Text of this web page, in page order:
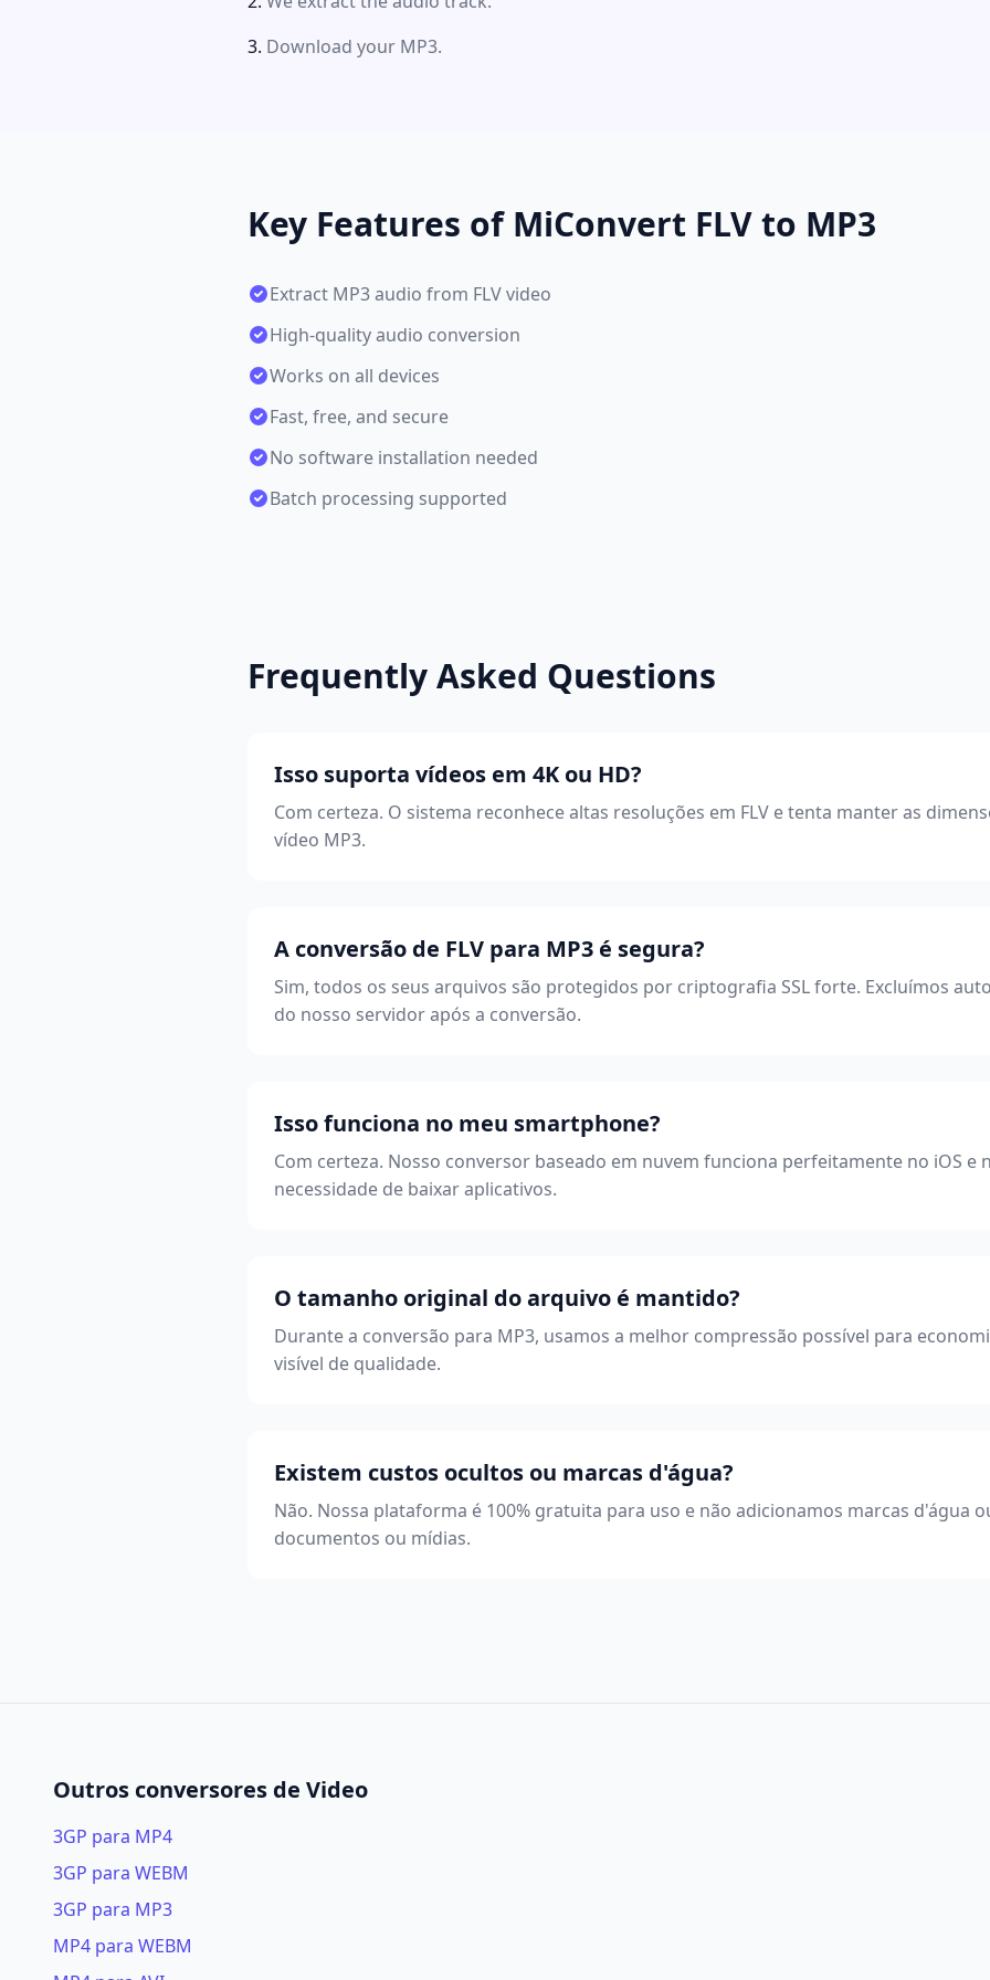
Download your MP3.
Key Features of MiConvert FLV to MP3
Extract MP3 audio from FLV video
High-quality audio conversion
Works on all devices
Fast, free, and secure
No software installation needed
Batch processing supported
Frequently Asked Questions
Isso suporta vídeos em 4K ou HD?
Com certeza. O sistema reconhece altas resoluções em FLV e tenta manter as
vídeo MP3.
A conversão de FLV para MP3 é segura?
Sim, todos os seus arquivos são protegidos por criptografia SSL forte. Excluímos
do nosso servidor após a conversão.
Isso funciona no meu smartphone?
Com certeza. Nosso conversor baseado em nuvem funciona perfeitamente no iOS e
necessidade de baixar aplicativos.
O tamanho original do arquivo é mantido?
Durante a conversão para MP3, usamos a melhor compressão possível para
visível de qualidade.
Existem custos ocultos ou marcas d'água?
Não. Nossa plataforma é 100% gratuita para uso e não adicionamos marcas d'água
documentos ou mídias.
Outros conversores de Video
3GP para MP4
3GP para WEBM
3GP para MP3
MP4 para WEBM